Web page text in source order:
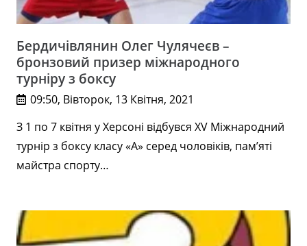
Бердичівлянин Олег Чулячеєв –
бронзовий призер міжнародного
турніру з боксу
09:50, Вівторок, 13 Квітня, 2021
З 1 по 7 квітня у Херсоні відбувся XV Міжнародний
турнір з боксу класу «А» серед чоловіків, пам’яті
майстра спорту…